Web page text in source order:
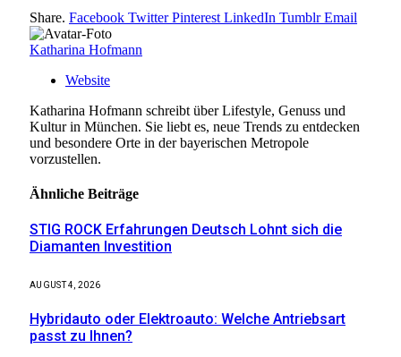
Share. Facebook Twitter Pinterest LinkedIn Tumblr Email
Katharina Hofmann
Website
Katharina Hofmann schreibt über Lifestyle, Genuss und
Kultur in München. Sie liebt es, neue Trends zu entdecken
und besondere Orte in der bayerischen Metropole
vorzustellen.
Ähnliche Beiträge
STIG ROCK Erfahrungen Deutsch Lohnt sich die
Diamanten Investition
AUGUST 4, 2026
Hybridauto oder Elektroauto: Welche Antriebsart
passt zu Ihnen?